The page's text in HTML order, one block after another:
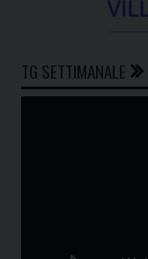
TG SETTIMANALE